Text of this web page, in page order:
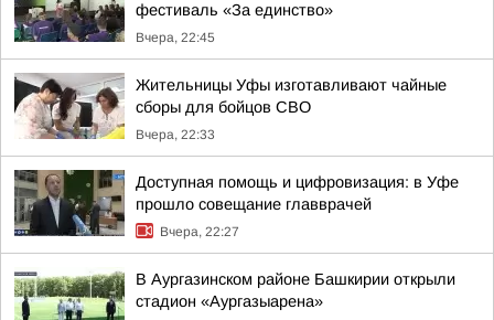
фестиваль «За единство»
Вчера, 22:45
Жительницы Уфы изготавливают чайные
сборы для бойцов СВО
Вчера, 22:33
Доступная помощь и цифровизация: в Уфе
прошло совещание главврачей
Вчера, 22:27
В Аургазинском районе Башкирии открыли
стадион «Аургазыарена»